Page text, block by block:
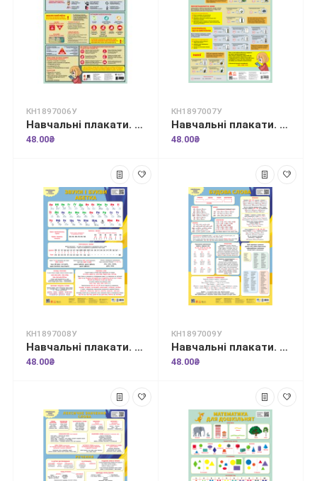
КН1897006У
Навчальні плакати. Основи мінної безпеки
48.00₴
КН1897007У
Навчальні плакати. Види вибуховонебезпечних предметів (ВНП)
48.00₴
КН1897008У
Навчальні плакати. Українська мова. Звуки і букви. Абетка
48.00₴
КН1897009У
Навчальні плакати. Українська мова. Будова слова
48.00₴